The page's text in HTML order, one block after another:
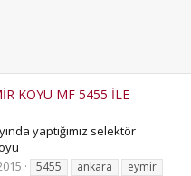
KÖYÜ MF 5455 İLE
yaptığımız selektör
5455 ankara
eymir